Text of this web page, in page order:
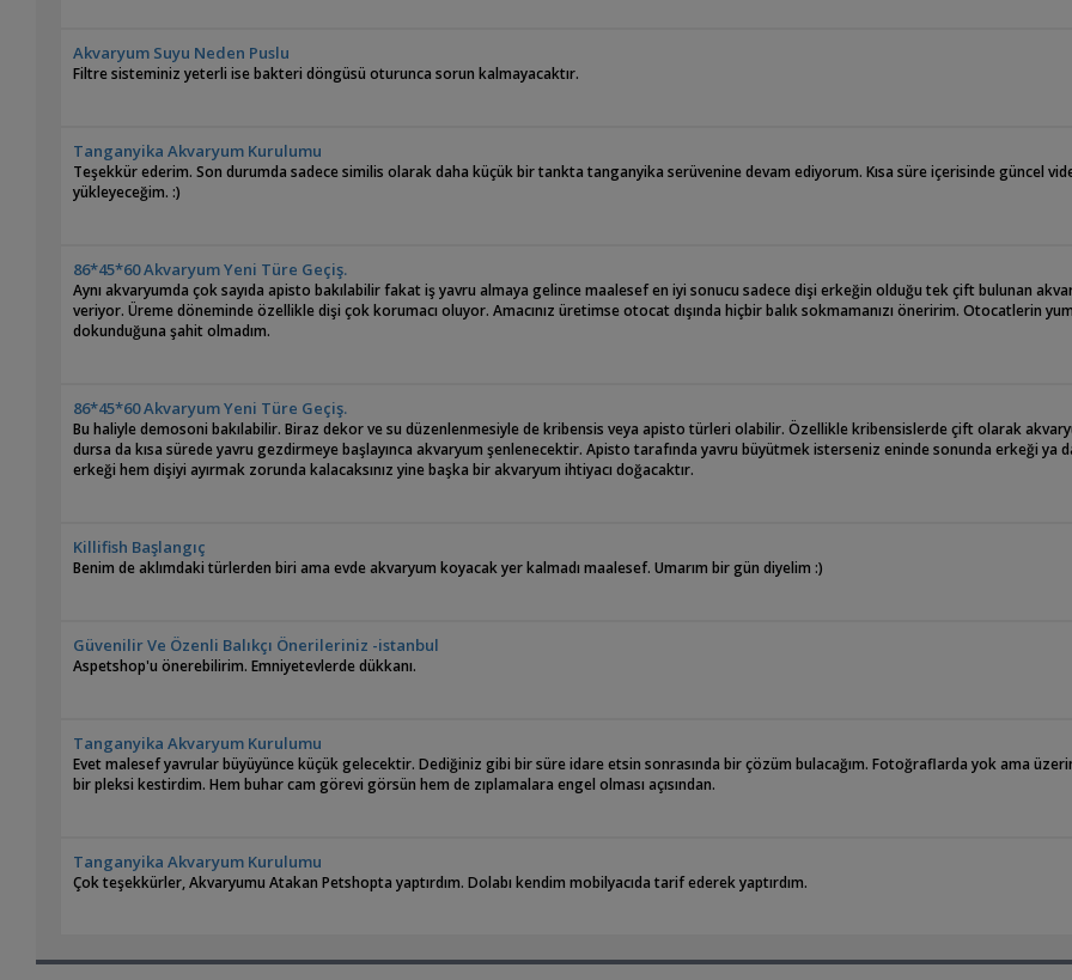
Akvaryum Suyu Neden Puslu
Filtre sisteminiz yeterli ise bakteri döngüsü oturunca sorun kalmayacaktır.
Tanganyika Akvaryum Kurulumu
Teşekkür ederim. Son durumda sadece similis olarak daha küçük bir tankta tanganyika serüvenine devam ediyorum. Kısa süre içerisinde güncel
yükleyeceğim. :)
86*45*60 Akvaryum Yeni Türe Geçiş.
Aynı akvaryumda çok sayıda apisto bakılabilir fakat iş yavru almaya gelince maalesef en iyi sonucu sadece dişi erkeğin olduğu tek çift bulunan
veriyor. Üreme döneminde özellikle dişi çok korumacı oluyor. Amacınız üretimse otocat dışında hiçbir balık sokmamanızı öneririm. Otocatlerin
dokunduğuna şahit olmadım.
86*45*60 Akvaryum Yeni Türe Geçiş.
Bu haliyle demosoni bakılabilir. Biraz dekor ve su düzenlenmesiyle de kribensis veya apisto türleri olabilir. Özellikle kribensislerde çift olarak
dursa da kısa sürede yavru gezdirmeye başlayınca akvaryum şenlenecektir. Apisto tarafında yavru büyütmek isterseniz eninde sonunda erkeği ya
erkeği hem dişiyi ayırmak zorunda kalacaksınız yine başka bir akvaryum ihtiyacı doğacaktır.
Killifish Başlangıç
Benim de aklımdaki türlerden biri ama evde akvaryum koyacak yer kalmadı maalesef. Umarım bir gün diyelim :)
Güvenilir Ve Özenli Balıkçı Önerileriniz -istanbul
Aspetshop'u önerebilirim. Emniyetevlerde dükkanı.
Tanganyika Akvaryum Kurulumu
Evet malesef yavrular büyüyünce küçük gelecektir. Dediğiniz gibi bir süre idare etsin sonrasında bir çözüm bulacağım. Fotoğraflarda yok ama
bir pleksi kestirdim. Hem buhar cam görevi görsün hem de zıplamalara engel olması açısından.
Tanganyika Akvaryum Kurulumu
Çok teşekkürler, Akvaryumu Atakan Petshopta yaptırdım. Dolabı kendim mobilyacıda tarif ederek yaptırdım.